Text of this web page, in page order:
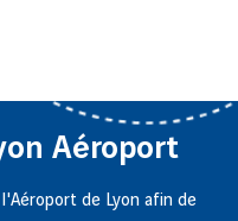
Aéroport
de Lyon afin de